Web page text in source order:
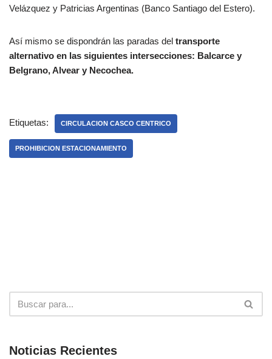
Velázquez y Patricias Argentinas (Banco Santiago del Estero).
Así mismo se dispondrán las paradas del transporte
alternativo en las siguientes intersecciones: Balcarce y
Belgrano, Alvear y Necochea.
Etiquetas: CIRCULACION CASCO CENTRICO
PROHIBICION ESTACIONAMIENTO
Noticias Recientes